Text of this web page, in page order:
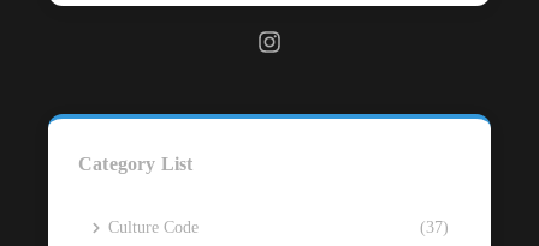
Category List
Culture Code (37)